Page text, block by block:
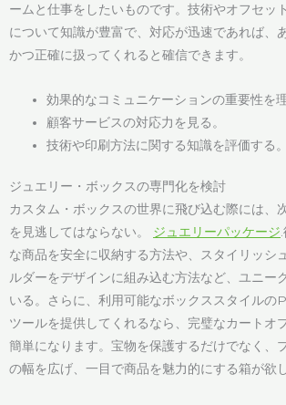
ームと仕事をしたいものです。技術やオフセッ
について知識が豊富で、対応が迅速であれば、
かつ正確に扱ってくれると確信できます。
効果的なコミュニケーションの重要性を理
顧客サービスの対応力を見る。
技術や印刷方法に関する知識を評価する。
ジュエリー・ボックスの専門化を検討
カスタム・ボックスの世界に飛び込む際には、
を見逃してはならない。 ジュエリーパッケージ
な商品を安全に収納する方法や、スタイリッシ
ルダーをデザインに組み込む方法など、ユニー
いる。さらに、利用可能なボックススタイルの
ツールを提供してくれるなら、完璧なカートオ
簡単になります。宝物を保護するだけでなく、
の幅を広げ、一目で商品を魅力的にする箱が欲